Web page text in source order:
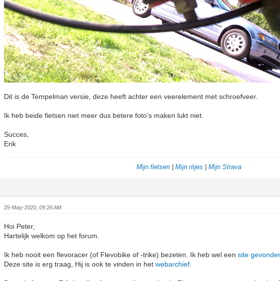
Dit is de Tempelman versie, deze heeft achter een veerelement met schroefveer.
Ik heb beide fietsen niet meer dus betere foto's maken lukt niet.
Succes,
Erik
Mijn fietsen| Mijn ritjes Mijn Strava
25-May-2020, 09:26 AM
Hoi Peter,
Hartelijk welkom op het forum.
Ik heb nooit een flevoracer (of Flevobike of -trike) bezeten. Ik heb wel eensite
Deze site is erg traag, Hij is ook te vinden in hetwebarchief.